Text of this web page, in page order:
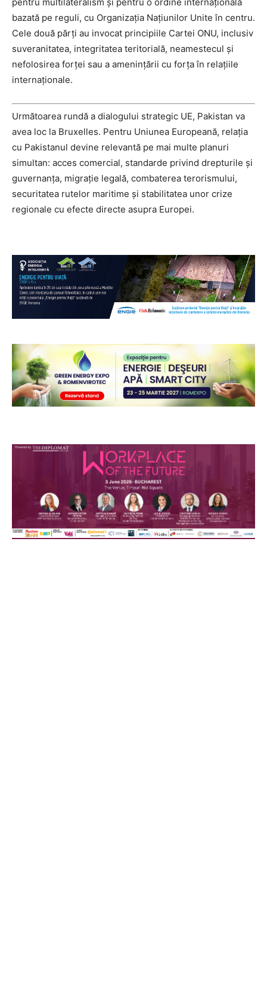
bazată pe reguli, cu Organizația Națiunilor Unite în centru.
Cele două părți au invocat principiile Cartei ONU, inclusiv
suveranitatea, integritatea teritorială, neamestecul și
nefolosirea forței sau a amenințării cu forța în relațiile
internaționale.
Următoarea rundă a dialogului strategic UE, Pakistan va
avea loc la Bruxelles. Pentru Uniunea Europeană, relația
cu Pakistanul devine relevantă pe mai multe planuri
simultan: acces comercial, standarde privind drepturile și
guvernanța, migrație legală, combaterea terorismului,
securitatea rutelor maritime și stabilitatea unor crize
regionale cu efecte directe asupra Europei.